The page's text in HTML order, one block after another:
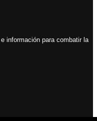
información para combatir la